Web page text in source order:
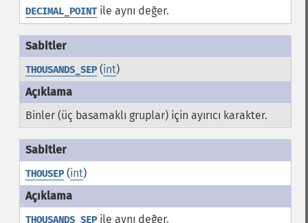
DECIMAL_POINTile aynı değer.
THOUSANDS_SEP(int)
Binler (üç basamaklı gruplar) için ayırıcı karakter.
THOUSEP(int)
THOUSANDS_SEPile aynı değer.